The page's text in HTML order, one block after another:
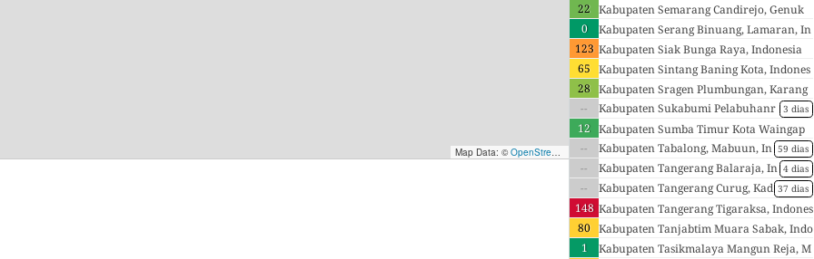
Map Data: © OpenStreetMap contributors ; Map render ©Tracestrack
ai Ringin, Indonesia
22 Kabupaten Semarang Candirejo, Genuk
Barat, Indonesia
0
Kabupaten Serang Binuang, Lamaran, In
donesia
123 Kabupaten Siak Bunga Raya, Indonesia
65 Kabupaten Sintang Baning Kota, Indones
ia
28 Kabupaten Sragen Plumbungan, Karang
malang, Indonesia
-- 3 dias
Kabupaten Sukabumi Pelabuhanr
atu, Palabuhanratu, Indonesia
12 Kabupaten Sumba Timur Kota Waingap
u, Desa Mbatakapidu, Indonesia
-- 59 dias
Kabupaten Tabalong, Mabuun, In
donesia
-- 4 dias
Kabupaten Tangerang Balaraja, In
donesia
-- 37 dias
Kabupaten Tangerang Curug, Kad
u Jaya, Indonesia
148 Kabupaten Tangerang Tigaraksa, Indones
ia
80 Kabupaten Tanjabtim Muara Sabak, Indo
nesia
1
Kabupaten Tasikmalaya Mangun Reja, M